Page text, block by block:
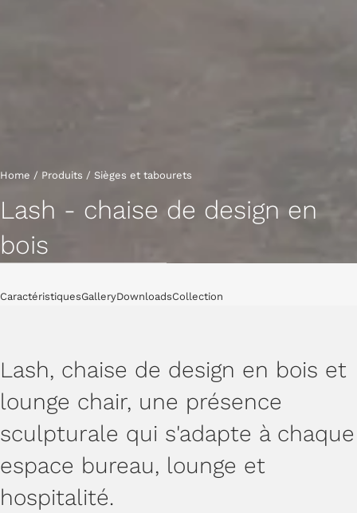
Home / Produits / Sièges et tabourets
Lash - chaise de design en
bois
CaractéristiquesGalleryDownloadsCollection
Lash, chaise de design en bois et
lounge chair, une présence
sculpturale qui s'adapte à chaque
espace bureau, lounge et
hospitalité.